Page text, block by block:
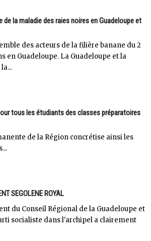
de la maladie des raies noires en Guadeloupe et
des acteurs de la filière banane du 2
en Guadeloupe. La Guadeloupe et la
tous les étudiants des classes préparatoires
de la Région concrétise ainsi les
SEGOLENE ROYAL
du Conseil Régional de la Guadeloupe et
socialiste dans l'archipel a clairement